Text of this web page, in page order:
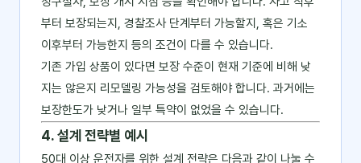
부터 보장되는지, 경찰조사 단계부터 가능할지, 혹은 기소
이후부터 가능한지 등의 조건이 다를 수 있습니다.
기존 가입 상품이 있다면 보장 수준이 현재 기준에 비해 낮
지는 않은지 리모델링 가능성을 검토해야 합니다. 과거에는
보장한도가 낮거나 일부 특약이 없었을 수 있습니다.
4. 설계 전략별 예시
50대 이상 운전자를 위한 설계 전략은 다음과 같이 나눌 수